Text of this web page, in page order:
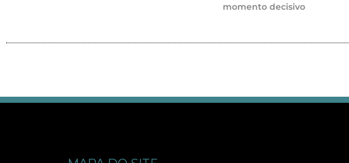
momento decisivo